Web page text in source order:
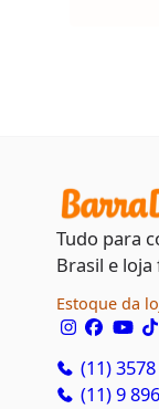
Tudo para
Brasil e loja
Estoque da
(11)
(11) 9